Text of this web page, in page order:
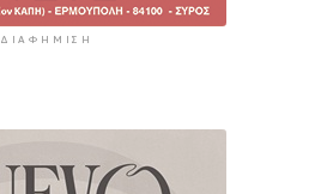
ΔΙΑΦΉΜΙΣΗ